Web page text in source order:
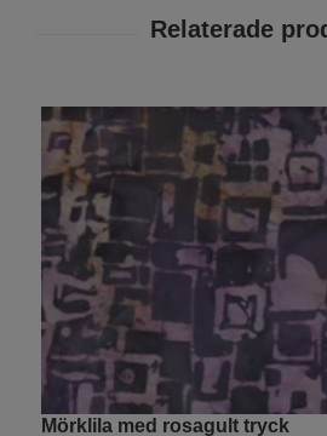
Mörklila med rosagult tryck